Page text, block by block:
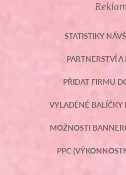
STATISTIKY
PARTNERSTVÍ
PŘIDAT FIRMU
VYLADĚNÉ BALÍČKY
MOŽNOSTI
PPC